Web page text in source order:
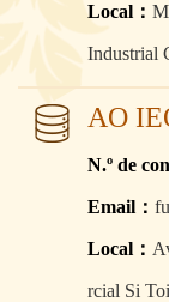
Local：
Industrial
AO
N.º de
Email：
Local：
rcial Si